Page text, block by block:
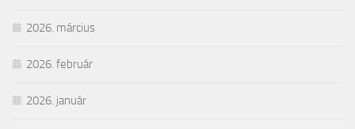
2026. március
2026. február
2026. január